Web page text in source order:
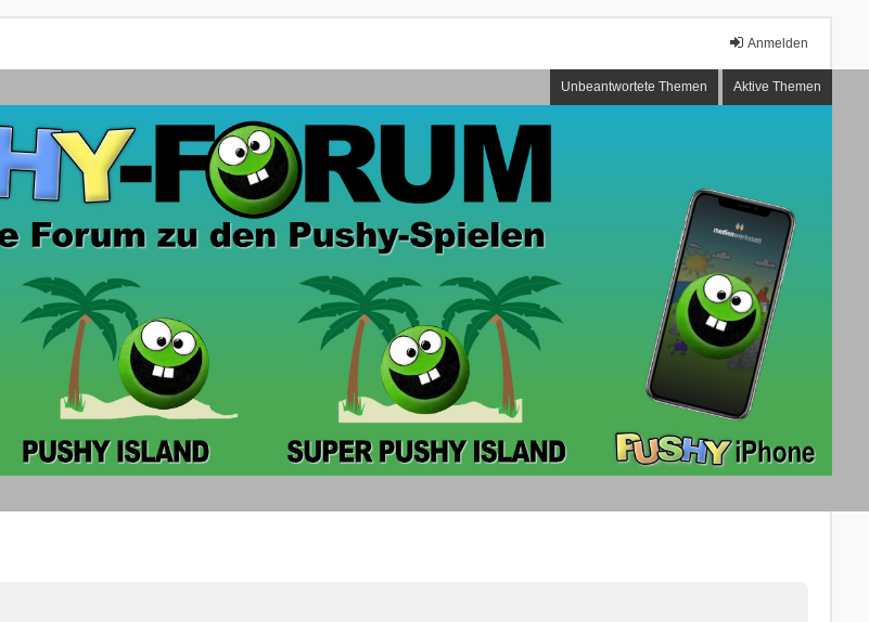
Anmelden
Unbeantwortete Themen Aktive Themen